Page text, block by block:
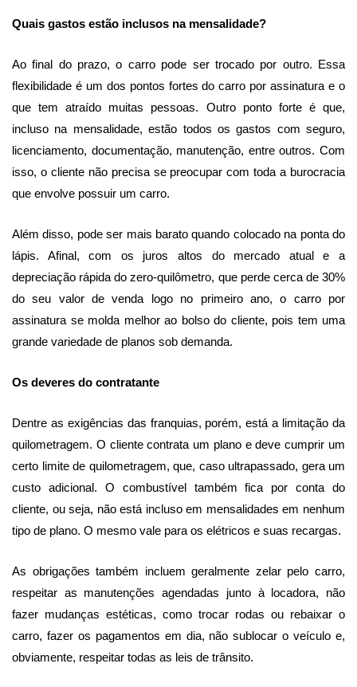
Quais gastos estão inclusos na mensalidade?
Ao final do prazo, o carro pode ser trocado por outro. Essa
flexibilidade é um dos pontos fortes do carro por assinatura e o
que tem atraído muitas pessoas. Outro ponto forte é que,
incluso na mensalidade, estão todos os gastos com seguro,
licenciamento, documentação, manutenção, entre outros. Com
isso, o cliente não precisa se preocupar com toda a burocracia
que envolve possuir um carro.
Além disso, pode ser mais barato quando colocado na ponta do
lápis. Afinal, com os juros altos do mercado atual e a
depreciação rápida do zero-quilômetro, que perde cerca de 30%
do seu valor de venda logo no primeiro ano, o carro por
assinatura se molda melhor ao bolso do cliente, pois tem uma
grande variedade de planos sob demanda.
Os deveres do contratante
Dentre as exigências das franquias, porém, está a limitação da
quilometragem. O cliente contrata um plano e deve cumprir um
certo limite de quilometragem, que, caso ultrapassado, gera um
custo adicional. O combustível também fica por conta do
cliente, ou seja, não está incluso em mensalidades em nenhum
tipo de plano. O mesmo vale para os elétricos e suas recargas.
As obrigações também incluem geralmente zelar pelo carro,
respeitar as manutenções agendadas junto à locadora, não
fazer mudanças estéticas, como trocar rodas ou rebaixar o
carro, fazer os pagamentos em dia, não sublocar o veículo e,
obviamente, respeitar todas as leis de trânsito.